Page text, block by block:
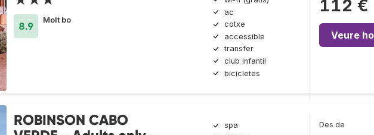
8.9
Molt bo
ac
cotxe
accessible
transfer
club infantil
bicicletes
112 €
Veure
ROBINSON CABO
spa
Des de